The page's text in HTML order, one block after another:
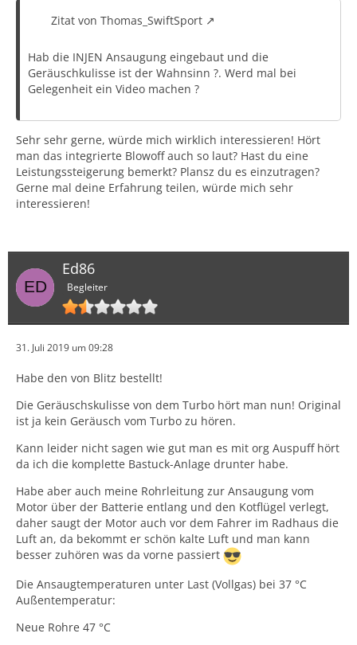
Zitat von Thomas_SwiftSport
Hab die INJEN Ansaugung eingebaut und die
Geräuschkulisse ist der Wahnsinn ?. Werd mal bei
Gelegenheit ein Video machen ?
Sehr sehr gerne, würde mich wirklich interessieren! Hört
man das integrierte Blowoff auch so laut? Hast du eine
Leistungssteigerung bemerkt? Plansz du es einzutragen?
Gerne mal deine Erfahrung teilen, würde mich sehr
interessieren!
Ed86
Begleiter
31. Juli 2019 um 09:28
Habe den von Blitz bestellt!
Die Geräuschskulisse von dem Turbo hört man nun! Original
ist ja kein Geräusch vom Turbo zu hören.
Kann leider nicht sagen wie gut man es mit org Auspuff hört
da ich die komplette Bastuck-Anlage drunter habe.
Habe aber auch meine Rohrleitung zur Ansaugung vom
Motor über der Batterie entlang und den Kotflügel verlegt,
daher saugt der Motor auch vor dem Fahrer im Radhaus die
Luft an, da bekommt er schön kalte Luft und man kann
besser zuhören was da vorne passiert
Die Ansaugtemperaturen unter Last (Vollgas) bei 37 °C
Außentemperatur:
Neue Rohre 47 °C